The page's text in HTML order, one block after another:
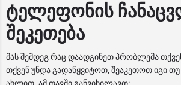
ტელეფონის
შეკეთება
მას შემდეგ რაც დაადგინეთ პრობლემა
თქვენ უნდა გადაწყვიტოთ, შეაკეთოთ იგი